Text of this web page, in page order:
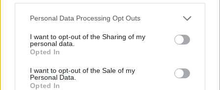
Personal Data Processing Opt Outs
I want to opt-out of the Sharing of my
personal data.
Opted In
I want to opt-out of the Sale of my
Personal Data.
Opted In